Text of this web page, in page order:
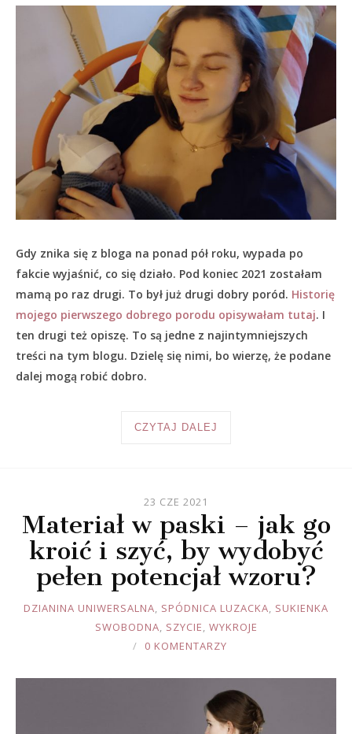
Gdy znika się z bloga na ponad pół roku, wypada po
fakcie wyjaśnić, co się działo. Pod koniec 2021 zostałam
mamą po raz drugi. To był już drugi dobry poród. Historię
mojego pierwszego dobrego porodu opisywałam tutaj. I
ten drugi też opiszę. To są jedne z najintymniejszych
treści na tym blogu. Dzielę się nimi, bo wierzę, że podane
dalej mogą robić dobro.
CZYTAJ DALEJ
23 CZE 2021
Materiał w paski – jak go
kroić i szyć, by wydobyć
pełen potencjał wzoru?
JOULE
DZIANINA UNIWERSALNA, SPÓDNICA LUZACKA, SUKIENKA
SWOBODNA, SZYCIE, WYKROJE
0 KOMENTARZY